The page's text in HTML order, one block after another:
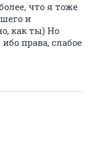
что я тоже
и
как ты) Но
права, слабое